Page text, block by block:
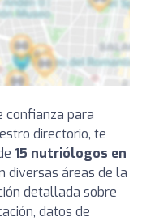
confianza para
directorio, te
15 nutriólogos en
diversas áreas de la
detallada sobre
datos de